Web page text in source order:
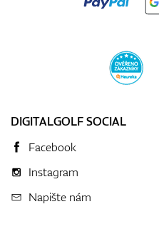
DIGITALGOLF SOCIAL
Facebook
Instagram
Napište nám